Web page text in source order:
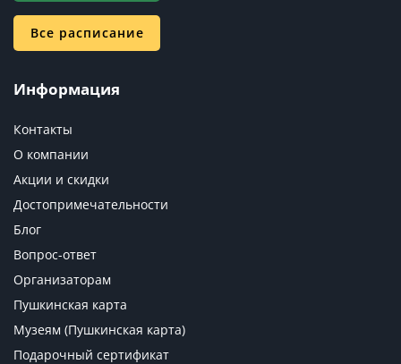
Все расписание
Информация
Контакты
О компании
Акции и скидки
Достопримечательности
Блог
Вопрос-ответ
Организаторам
Пушкинская карта
Музеям (Пушкинская карта)
Подарочный сертификат